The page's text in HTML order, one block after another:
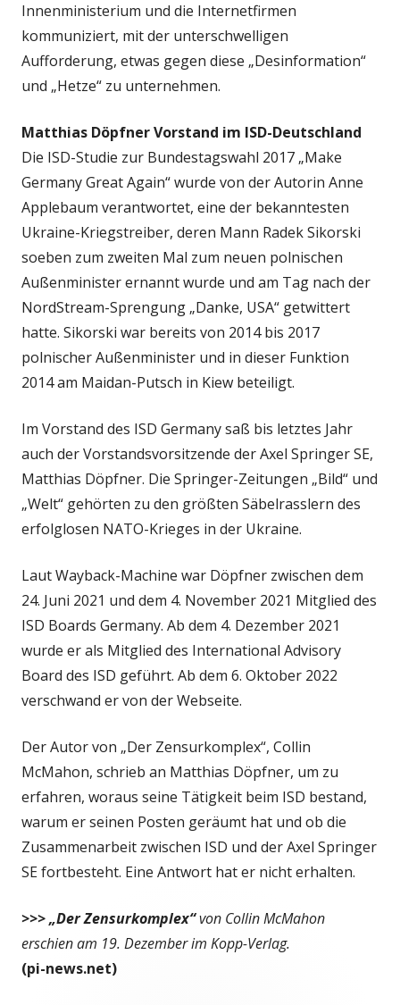
Innenministerium und die Internetfirmen
kommuniziert, mit der unterschwelligen
Aufforderung, etwas gegen diese „Desinformation“
und „Hetze“ zu unternehmen.
Matthias Döpfner Vorstand im ISD-Deutschland
Die ISD-Studie zur Bundestagswahl 2017 „Make
Germany Great Again“ wurde von der Autorin Anne
Applebaum verantwortet, eine der bekanntesten
Ukraine-Kriegstreiber, deren Mann Radek Sikorski
soeben zum zweiten Mal zum neuen polnischen
Außenminister ernannt wurde und am Tag nach der
NordStream-Sprengung „Danke, USA“ getwittert
hatte. Sikorski war bereits von 2014 bis 2017
polnischer Außenminister und in dieser Funktion
2014 am Maidan-Putsch in Kiew beteiligt.
Im Vorstand des ISD Germany saß bis letztes Jahr
auch der Vorstandsvorsitzende der Axel Springer SE,
Matthias Döpfner. Die Springer-Zeitungen „Bild“ und
„Welt“ gehörten zu den größten Säbelrasslern des
erfolglosen NATO-Krieges in der Ukraine.
Laut Wayback-Machine war Döpfner zwischen dem
24. Juni 2021 und dem 4. November 2021 Mitglied des
ISD Boards Germany. Ab dem 4. Dezember 2021
wurde er als Mitglied des International Advisory
Board des ISD geführt. Ab dem 6. Oktober 2022
verschwand er von der Webseite.
Der Autor von „Der Zensurkomplex“, Collin
McMahon, schrieb an Matthias Döpfner, um zu
erfahren, woraus seine Tätigkeit beim ISD bestand,
warum er seinen Posten geräumt hat und ob die
Zusammenarbeit zwischen ISD und der Axel Springer
SE fortbesteht. Eine Antwort hat er nicht erhalten.
>>> „Der Zensurkomplex“von Collin McMahon
erschien am 19. Dezember im Kopp-Verlag.
(pi-news.net)